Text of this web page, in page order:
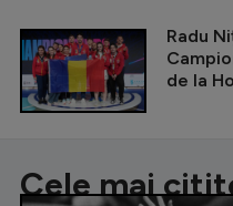
Radu
de la
Cele mai